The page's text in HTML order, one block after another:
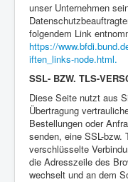
unser Unternehmen
folgendem Link
https://
iften_links-node.html.
SSL- BZW. TLS-
Diese Seite nutzt aus
Übertragung
Bestellungen oder
senden, eine SSL-bzw.
verschlüsselte
die Adresszeile des
wechselt und an dem